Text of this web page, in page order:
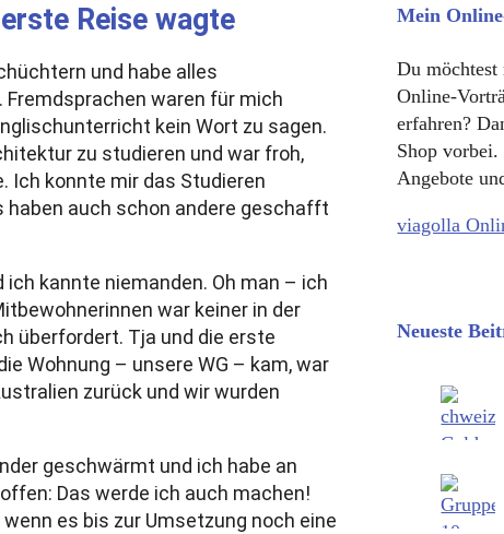
Reise wagte
und habe alles
waren für mich
kein Wort zu sagen.
zu studieren und war froh,
Ich konnte mir das Studieren
haben auch schon andere geschafft
ich kannte niemanden. Oh man – ich
war keiner in der
überfordert. Tja und die erste
Wohnung – unsere WG – kam, war
zurück und wir wurden
geschwärmt und ich habe an
Das werde ich auch machen!
es bis zur Umsetzung noch eine
Mein
Du möchtest
Online-
erfahren?
Shop
Angebote
viagolla
Neueste